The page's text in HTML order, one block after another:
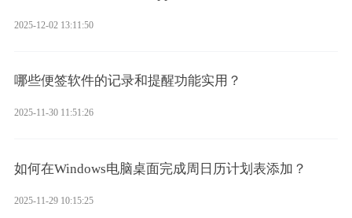
2025-12-02 13:11:50
哪些便签软件的记录和提醒功能实用？
2025-11-30 11:51:26
如何在Windows电脑桌面完成周日历计划表添加？
2025-11-29 10:15:25